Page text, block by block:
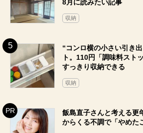
8月に読みたい記事
収納
“コンロ横の小さい引き
ト。110円「調味料スト
すっきり収納できる
収納
飯島直子さんと考える更
からくる不調で「やめた